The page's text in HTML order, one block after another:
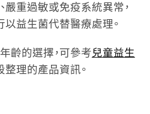
嚴重過敏或免疫系統異常，
以益生菌代替醫療處理。
齡的選擇，可參考兒童益生
整理的產品資訊。